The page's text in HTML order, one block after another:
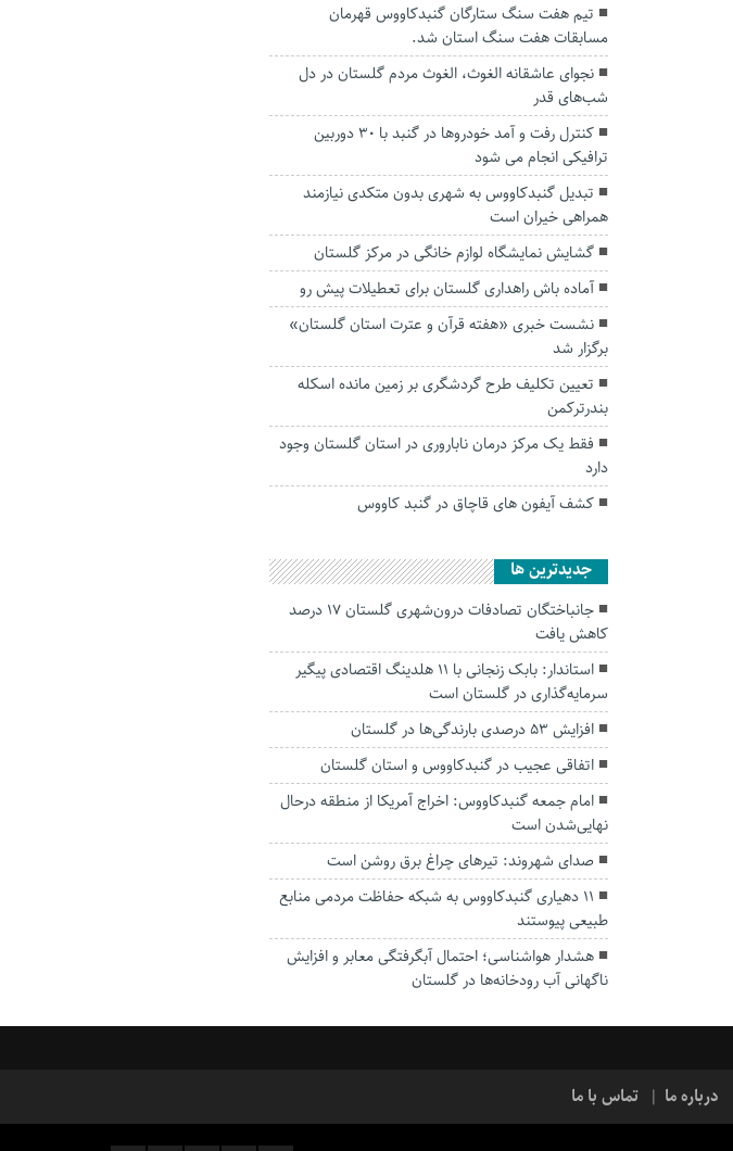
تیم هفت سنگ ستارگان گنبدکاووس قهرمان
مسابقات هفت سنگ استان شد.
نجوای عاشقانه الغوث، الغوث مردم گلستان در دل
شب‌های قدر
کنترل رفت و آمد خودروها در گنبد با ۳۰ دوربین
ترافیکی انجام می شود
تبدیل گنبدکاووس به شهری بدون متکدی نیازمند
همراهی خیران است
گشایش نمایشگاه لوازم خانگی در مرکز گلستان
آماده باش راهداری گلستان برای تعطیلات پیش رو
نشست خبری «هفته قرآن و عترت استان گلستان»
برگزار شد
تعیین تکلیف طرح گردشگری بر زمین مانده‌ اسکله
بندرترکمن
فقط یک مرکز درمان ناباروری در استان گلستان وجود
دارد
کشف آیفون های قاچاق در گنبد کاووس
جديدترين ها
جانباختگان تصادفات درون‌شهری گلستان ۱۷ درصد
کاهش یافت
استاندار: بابک زنجانی با ۱۱ هلدینگ اقتصادی پیگیر
سرمایه‌گذاری در گلستان است
افزایش ۵۳ درصدی بارندگی‌ها در گلستان
اتفاقی عجیب در‌ گنبدکاووس و استان گلستان
امام جمعه گنبدکاووس: اخراج آمریکا از منطقه درحال
نهایی‌شدن است
صدای شهروند: تیرهای چراغ برق روشن است
۱۱ دهیاری گنبدکاووس به شبکه حفاظت مردمی منابع
طبیعی پیوستند
هشدار هواشناسی؛ احتمال آبگرفتگی معابر و افزایش
ناگهانی آب رودخانه‌ها در گلستان
درباره ما تماس با ما